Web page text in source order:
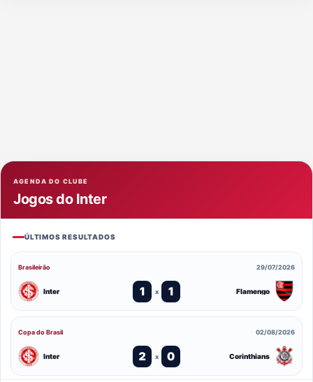
AGENDA DO CLUBE
Jogos do Inter
ÚLTIMOS RESULTADOS
Brasileirão 29/07/2026
Inter 1 x 1 Flamengo
Copa do Brasil 02/08/2026
Inter 2 x 0 Corinthians